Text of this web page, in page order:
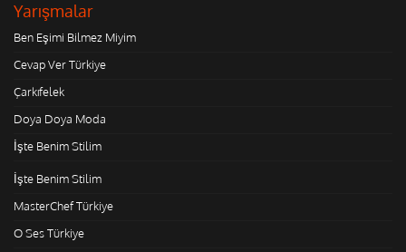
Yarışmalar
Ben Eşimi Bilmez Miyim
Cevap Ver Türkiye
Çarkıfelek
Doya Doya Moda
İşte Benim Stilim
İşte Benim Stilim
MasterChef Türkiye
O Ses Türkiye